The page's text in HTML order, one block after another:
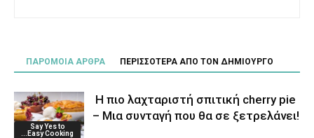
ΠΑΡΟΜΟΙΑ ΑΡΘΡΑ ΠΕΡΙΣΣΟΤΕΡΑ ΑΠΟ ΤΟΝ ΔΗΜΙΟΥΡΓΟ
Say Yes to
...Easy Cooking
Η πιο λαχταριστή σπιτική cherry pie
– Μια συνταγή που θα σε ξετρελάνει!